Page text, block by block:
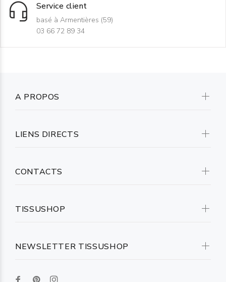
Service client
basé à Armentières (59)
03 66 72 89 34
NEWSLETTER TISSUSHOP
A PROPOS
LIENS DIRECTS
CONTACTS
TISSUSHOP